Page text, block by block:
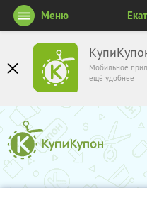
Мобильное
ещё удобнее
Меню